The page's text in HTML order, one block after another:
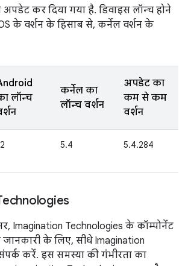
कर दिया गया है. डिवाइस लॉन्च होने
के वर्शन के हिसाब से, कर्नेल वर्शन के
लॉन्च
कर्नेल का
लॉन्च वर्शन
अपडेट का
कम से कम
वर्शन
5.4 5.4.284
Imagination Technologies के कॉम्पोनेंट
जानकारी के लिए, सीधे Imagination
करें. इस समस्या की गंभीरता का